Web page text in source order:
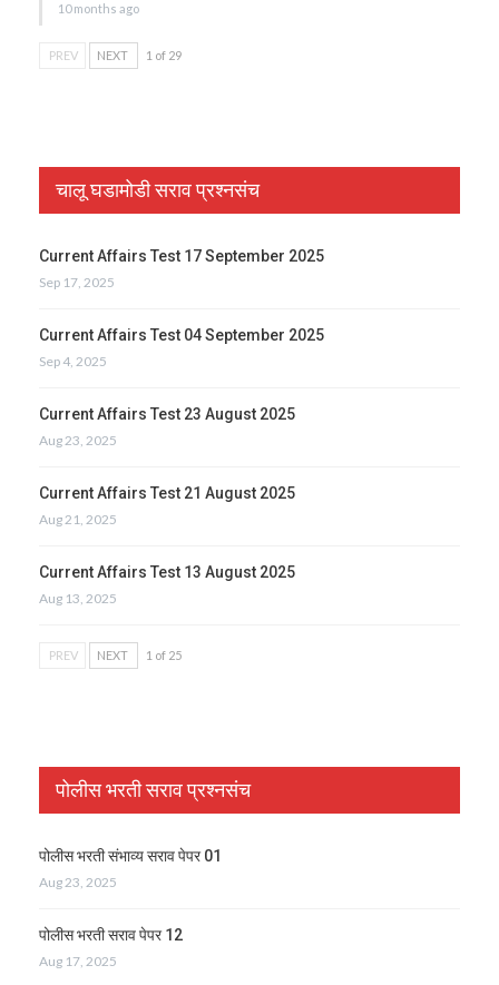
10 months ago
PREV NEXT 1 of 29
चालू घडामोडी सराव प्रश्नसंच
Current Affairs Test 17 September 2025
Sep 17, 2025
Current Affairs Test 04 September 2025
Sep 4, 2025
Current Affairs Test 23 August 2025
Aug 23, 2025
Current Affairs Test 21 August 2025
Aug 21, 2025
Current Affairs Test 13 August 2025
Aug 13, 2025
PREV NEXT 1 of 25
पोलीस भरती सराव प्रश्नसंच
पोलीस भरती संभाव्य सराव पेपर 01
Aug 23, 2025
पोलीस भरती सराव पेपर 12
Aug 17, 2025